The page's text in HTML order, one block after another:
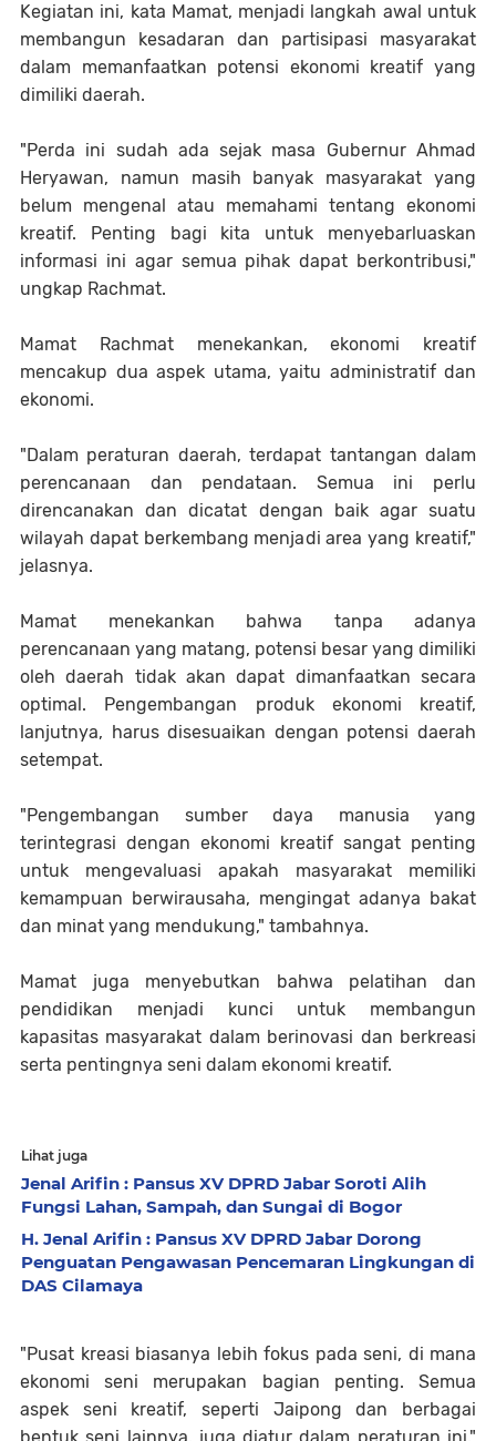
Kegiatan ini, kata Mamat, menjadi langkah awal untuk
membangun kesadaran dan partisipasi masyarakat
dalam memanfaatkan potensi ekonomi kreatif yang
dimiliki daerah.
"Perda ini sudah ada sejak masa Gubernur Ahmad
Heryawan, namun masih banyak masyarakat yang
belum mengenal atau memahami tentang ekonomi
kreatif. Penting bagi kita untuk menyebarluaskan
informasi ini agar semua pihak dapat berkontribusi,"
ungkap Rachmat.
Mamat Rachmat menekankan, ekonomi kreatif
mencakup dua aspek utama, yaitu administratif dan
ekonomi.
"Dalam peraturan daerah, terdapat tantangan dalam
perencanaan dan pendataan. Semua ini perlu
direncanakan dan dicatat dengan baik agar suatu
wilayah dapat berkembang menjadi area yang kreatif,"
jelasnya.
Mamat menekankan bahwa tanpa adanya
perencanaan yang matang, potensi besar yang dimiliki
oleh daerah tidak akan dapat dimanfaatkan secara
optimal. Pengembangan produk ekonomi kreatif,
lanjutnya, harus disesuaikan dengan potensi daerah
setempat.
"Pengembangan sumber daya manusia yang
terintegrasi dengan ekonomi kreatif sangat penting
untuk mengevaluasi apakah masyarakat memiliki
kemampuan berwirausaha, mengingat adanya bakat
dan minat yang mendukung," tambahnya.
Mamat juga menyebutkan bahwa pelatihan dan
pendidikan menjadi kunci untuk membangun
kapasitas masyarakat dalam berinovasi dan berkreasi
serta pentingnya seni dalam ekonomi kreatif.
Lihat juga
Jenal Arifin : Pansus XV DPRD Jabar Soroti Alih
Fungsi Lahan, Sampah, dan Sungai di Bogor
H. Jenal Arifin : Pansus XV DPRD Jabar Dorong
Penguatan Pengawasan Pencemaran Lingkungan di
DAS Cilamaya
"Pusat kreasi biasanya lebih fokus pada seni, di mana
ekonomi seni merupakan bagian penting. Semua
aspek seni kreatif, seperti Jaipong dan berbagai